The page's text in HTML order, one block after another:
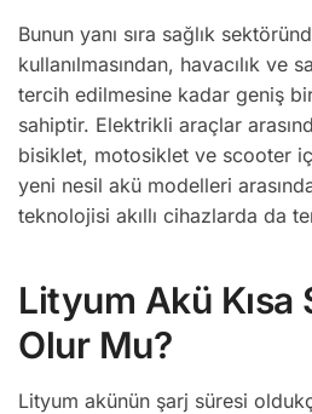
Bunun yanı sıra sağlık
kullanılmasından, havacılık ve
tercih edilmesine kadar geniş
sahiptir. Elektrikli araçlar
bisiklet, motosiklet ve scooter
yeni nesil akü modelleri
teknolojisi akıllı cihazlarda da
Lityum Akü Kısa
Olur Mu?
Lityum akünün şarj süresi